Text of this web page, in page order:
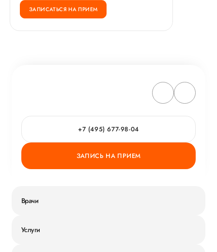
ЗАПИСАТЬСЯ НА ПРИЕМ
+7 (495) 677-98-04
ЗАПИСЬ НА ПРИЕМ
Врачи
Услуги